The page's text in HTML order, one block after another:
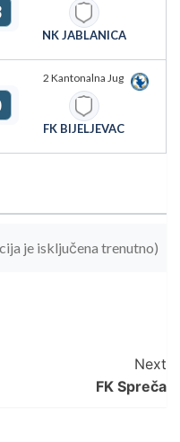
NK JABLANICA
2 Kantonalna Jug
FK BIJELJEVAC
je isključena trenutno)
Next
FK Spreča